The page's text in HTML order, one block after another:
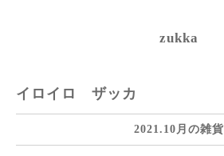
zukka
イロイロ ザッカ
2021.10月の雑貨